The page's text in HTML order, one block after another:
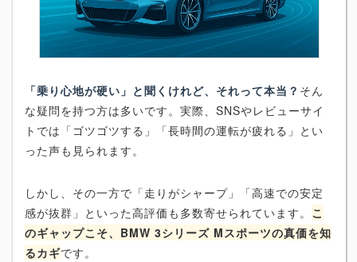
「乗り心地が硬い」と聞くけれど、それって本当？ そん
な疑問を持つ方は多いです。実際、SNSやレビューサイ
トでは「ゴツゴツする」「長時間の運転が疲れる」とい
った声も見られます。
しかし、その一方で「走りがシャープ」「高速での安定
感が抜群」といった高評価も多数寄せられています。 こ
のギャップこそ、BMW 3シリーズ Mスポーツの真価を知
るカギです。